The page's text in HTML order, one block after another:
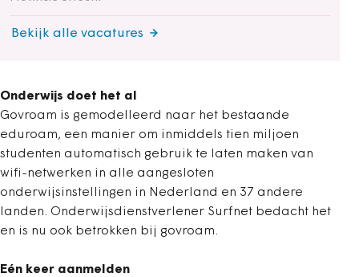
Bekijk alle vacatures
Onderwijs doet het al
Govroam is gemodelleerd naar het bestaande
eduroam, een manier om inmiddels tien miljoen
studenten automatisch gebruik te laten maken van
wifi-netwerken in alle aangesloten
onderwijsinstellingen in Nederland en 37 andere
landen. Onderwijsdienstverlener Surfnet bedacht het
en is nu ook betrokken bij govroam.
Eén keer aanmelden